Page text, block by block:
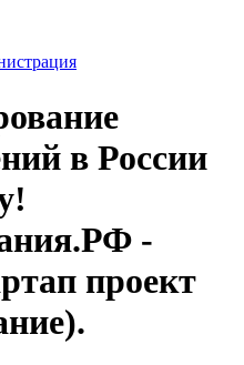
в России
-
проект